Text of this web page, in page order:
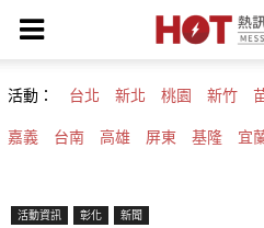
活動： 台北 新北 桃園 新竹
嘉義 台南 高雄 屏東 基隆 宜
活動資訊 彰化 新聞